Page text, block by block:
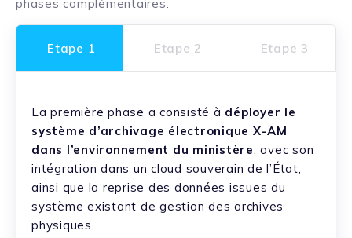
phases complémentaires.
Etape 1 Etape 2 Etape 3
La première phase a consisté à déployer le
système d’archivage électronique X-AM
dans l’environnement du ministère, avec son
intégration dans un cloud souverain de l’État,
ainsi que la reprise des données issues du
système existant de gestion des archives
physiques.